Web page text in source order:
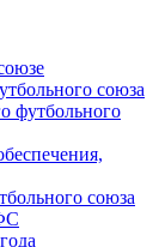
союза
футбольного
союза